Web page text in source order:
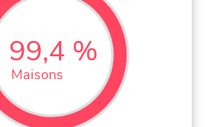
99,4 %
Maisons